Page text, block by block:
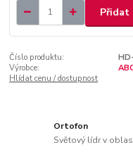
Přidat
Číslo produktu:
Výrobce:
Hlídat cenu / dostupnost
Ortofon
Světový lídr v